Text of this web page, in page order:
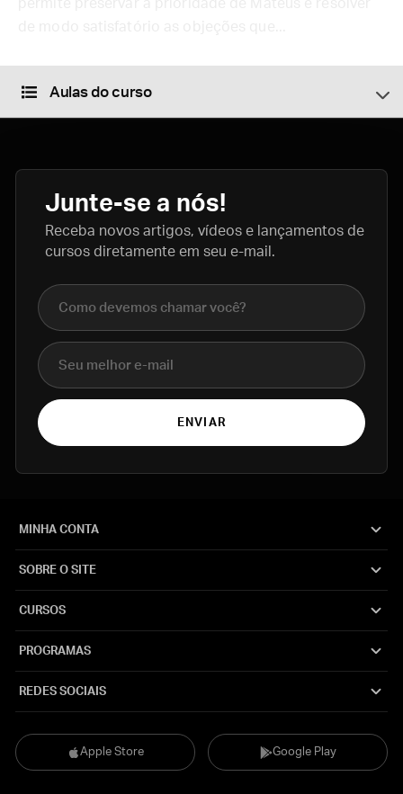
Aulas do curso
Junte-se a nós!
Receba novos artigos, vídeos e lançamentos de
cursos diretamente em seu e-mail.
Nome completo
E-mail
ENVIAR
Apple Store Google Play
MINHA CONTA
SOBRE O SITE
CURSOS
PROGRAMAS
REDES SOCIAIS